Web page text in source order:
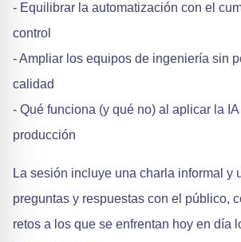
- Equilibrar la automatización con el
control
- Ampliar los equipos de ingeniería sin
calidad
- Qué funciona (y qué no) al aplicar la
producción
La sesión incluye una charla informal y
preguntas y respuestas con el público,
retos a los que se enfrentan hoy en día